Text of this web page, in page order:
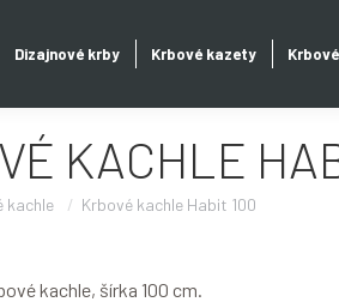
Dizajnové krby Krbové kazety
KACHLE
kachle Krbové kachle Habit 100
kachle, šírka 100 cm.